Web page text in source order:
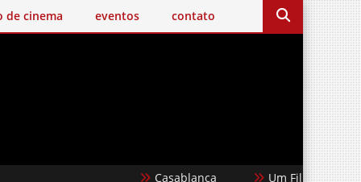
de cinema eventos contato
Casablanca Um Filme Minecraft